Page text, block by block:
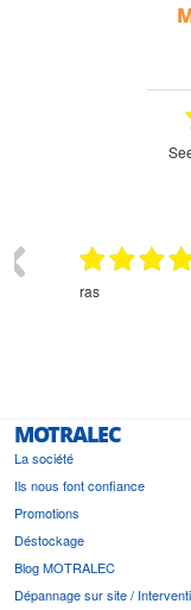
ras
MOTRALEC
La société
Ils nous font confiance
Promotions
Déstockage
Blog MOTRALEC
Dépannage sur site /